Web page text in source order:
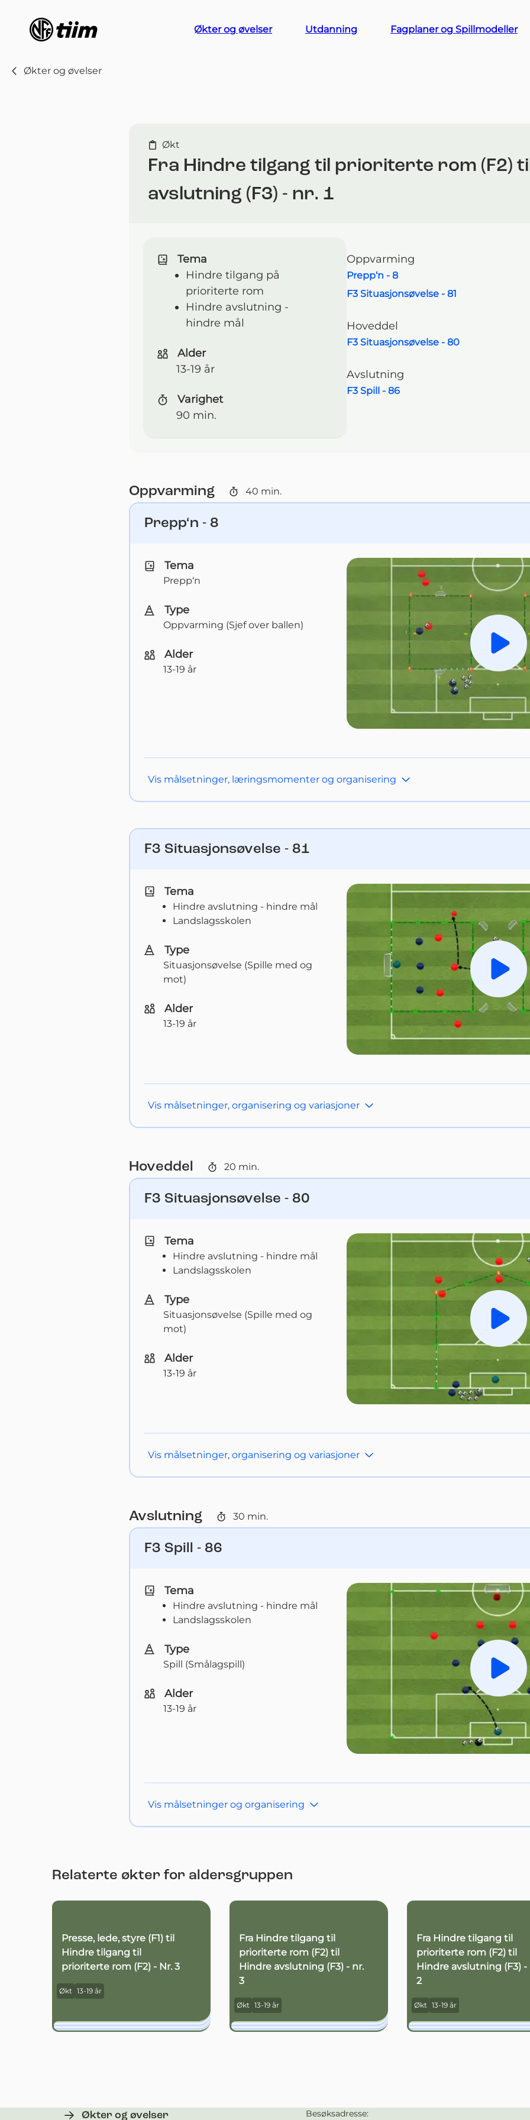
Økter og øvelser Utdanning Fagplaner og Spillmodeller
Økter og øvelser
Økt
Fra Hindre tilgang til prioriterte rom (F2)
avslutning (F3) - nr. 1
Tema
Hindre tilgang på
prioriterte rom
Hindre avslutning -
hindre mål
Alder
13-19 år
Varighet
90 min.
Navigasjonsmeny
Oppvarming
Prepp‘n - 8
F3 Situasjonsøvelse - 81
Hoveddel
F3 Situasjonsøvelse - 80
Avslutning
F3 Spill - 86
Oppvarming 40 min.
Prepp‘n - 8
Spill
Tema
Prepp‘n
Type
Oppvarming (Sjef over ballen)
Alder
13-19 år
Vis målsetninger, læringsmomenter og organisering
F3 Situasjonsøvelse - 81
Spill
Tema
Hindre avslutning - hindre mål
Landslagsskolen
Type
Situasjonsøvelse (Spille med og
mot)
Alder
13-19 år
Vis målsetninger, organisering og variasjoner
Hoveddel 20 min.
F3 Situasjonsøvelse - 80
Spill
Tema
Hindre avslutning - hindre mål
Landslagsskolen
Type
Situasjonsøvelse (Spille med og
mot)
Alder
13-19 år
Vis målsetninger, organisering og variasjoner
Avslutning 30 min.
F3 Spill - 86
Spill
Tema
Hindre avslutning - hindre mål
Landslagsskolen
Type
Spill (Smålagspill)
Alder
13-19 år
Vis målsetninger og organisering
Relaterte økter for aldersgruppen
Presse, lede, styre (F1) til
Hindre tilgang til
prioriterte rom (F2) - Nr. 3
Økt 13-19 år
Fra Hindre tilgang til
prioriterte rom (F2) til
Hindre avslutning (F3) - nr.
3
Økt 13-19 år
Fra Hindre tilgang til
prioriterte rom (F2) til
Hindre avslutning (F3) -
2
Økt 13-19 år
Økter og øvelser Besøksadresse: